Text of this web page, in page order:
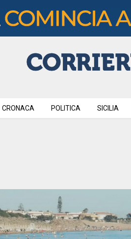
CRONACA POLITICA SICILIA